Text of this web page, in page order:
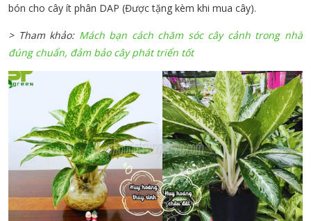
bón cho cây ít phân DAP (Được tặng kèm khi mua cây).
> Tham khảo: Mách bạn cách chăm sóc cây cảnh trong nhà
đúng chuẩn, đảm bảo cây phát triển tốt